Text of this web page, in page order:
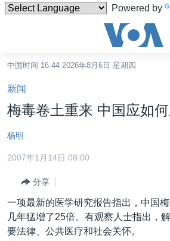
Powered by
碍
链
接
跳
转
内
转
到
导
中国
台湾
港澳
国际
最新国际新闻
印太
分类新闻
经济·金融·贸易
美中关系
中国时间 16:44 2026年8月6日 星期四
新闻
梅毒卷土重来 中国应如何
杨明
2007年1月14日 08:00
分享
一项最新的医学研究报告指出，中国
几年猛增了25倍。有观察人士指出，
要法律、公共医疗和社会关怀。